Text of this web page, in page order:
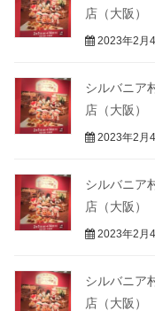
店（大阪
2023年2月
シルバニア
店（大阪
2023年2月
シルバニア
店（大阪
2023年2月
シルバニア
店（大阪